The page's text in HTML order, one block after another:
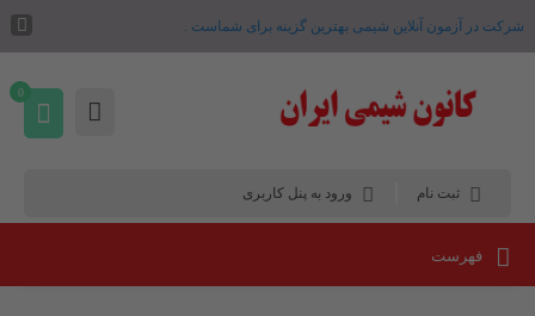
شرکت در آزمون آنلاین شیمی بهترین گزینه برای شماست .
ثبت نام ورود به پنل کاربری
0
فهرست